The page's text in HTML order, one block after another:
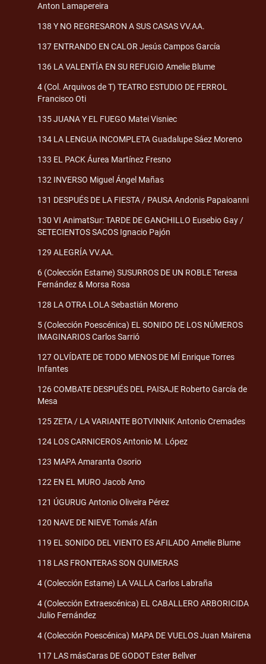
Anton Lamapereira
138 Y NO REGRESARON A SUS CASAS VV.AA.
137 ENTRANDO EN CALOR Jesús Campos García
136 LA VALENTÍA EN SU REFUGIO Amelie Blume
4 (Col. Arquivos de T) TEATRO ESTUDIO DE FERROL
Francisco Oti
135 JUANA Y EL FUEGO Matei Visniec
134 LA LENGUA INCOMPLETA Guadalupe Sáez Moreno
133 EL PACK Áurea Martínez Fresno
132 INVERSO Miguel Ángel Mañas
131 DESPUÉS DE LA FIESTA / PAUSA Andonis Papaioanni
130 VI AnimatSur: TARDE DE GANCHILLO Eusebio Gay /
SETECIENTOS SACOS Ignacio Pajón
129 ALEGRÍA VV.AA.
6 (Colección Estame) SUSURROS DE UN ROBLE Teresa
Fernández & Morsa Rosa
128 LA OTRA LOLA Sebastián Moreno
5 (Colección Poescénica) EL SONIDO DE LOS NÚMEROS
IMAGINARIOS Carlos Sarrió
127 OLVÍDATE DE TODO MENOS DE MÍ Enrique Torres
Infantes
126 COMBATE DESPUÉS DEL PAISAJE Roberto García de
Mesa
125 ZETA / LA VARIANTE BOTVINNIK Antonio Cremades
124 LOS CARNICEROS Antonio M. López
123 MAPA Amaranta Osorio
122 EN EL MURO Jacob Amo
121 ÚGURUG Antonio Oliveira Pérez
120 NAVE DE NIEVE Tomás Afán
119 EL SONIDO DEL VIENTO ES AFILADO Amelie Blume
118 LAS FRONTERAS SON QUIMERAS
4 (Colección Estame) LA VALLA Carlos Labraña
4 (Colección Extraescénica) EL CABALLERO ARBORICIDA
Julio Fernández
4 (Colección Poescénica) MAPA DE VUELOS Juan Mairena
117 LAS másCaras DE GODOT Ester Bellver